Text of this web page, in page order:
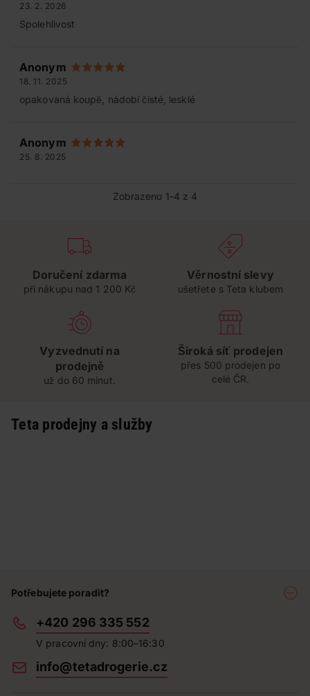
23. 2. 2026
Spolehlivost
Anonym
18. 11. 2025
opakovaná koupě, nádobí čisté, lesklé
Anonym
25. 8. 2025
Zobrazeno 1-4 z 4
Doručení zdarma
při nákupu nad 1 200 Kč
Věrnostní slevy
ušetřete s Teta klubem
Vyzvednutí na
prodejně
už do 60 minut.
Široká síť prodejen
přes 500 prodejen po
celé ČR.
Teta prodejny a služby
Potřebujete poradit?
+420 296 335 552
V pracovní dny: 8:00–16:30
info@tetadrogerie.cz